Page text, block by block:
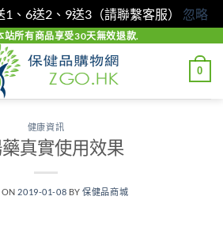
、6送2、9送3（請聯繫客服） 忽略
站所有商品享受30天無效退款.
0
健康資訊
真實使用效果
ON 2019-01-08 BY保健品商城